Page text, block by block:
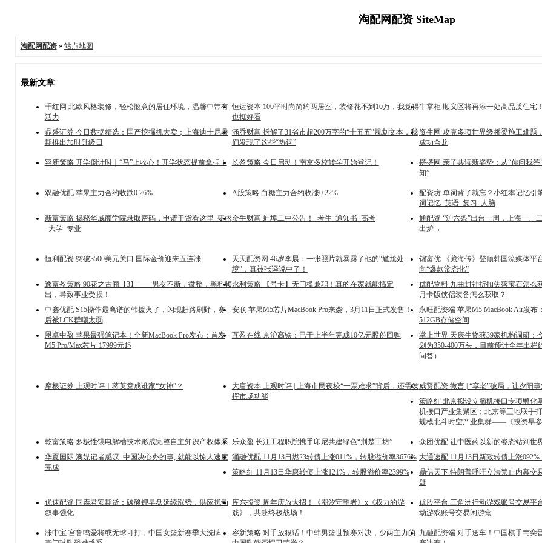
淘配网配资 SiteMap
淘配网配资» 站点地图
最新文章
千红网 北欧风格装修，轻松惬意的居住环境，温馨中带有
活力
恒运资本 100平时尚简约两居室，装修花不到10万，我觉得
也挺好看
牛掌柜 顺义区将再添一处高品质住宅
鼎盛证券 今日数据精选：国产挖掘机大卖；上海迪士尼暑
期推出加时升级日
涵乔财富 拆解了31省市超200万字的“十五五”规划文本，我
们发现了这些“热词”
资生网 攻克多项世界级桥梁施工难题
成功合龙
容新策略 开学倒计时｜“马”上收心！开学状态提前拿捏！
长盈策略 今日启动！南京多校转学开始登记！
搭搭网 亲子共读新姿势：从“你问我答
知”
双融优配 苹果主力合约收跌0.26%
A股策略 白糖主力合约收涨0.22%
配资坊 单词背了就忘？小红本记忆引
词记忆_英语_复习_人脑
新富策略 揭秘华威商学院录取密码，申请干货看这里_要求
_大学_专业
金牛财富 蚌埠二中公告！_考生_通知书_高考
通配资 “沪六条”出台一周，上海一、
出炉→
恒利配资 突破3500美元关口 国际金价迎来五连涨
天天配资网 46岁李晨：一张照片就暴露了他的“尴尬处
境”，真被张译说中了！
锦富优 《藏海传》登顶韩国流媒体平
向“爆款常态化”
逸富盈策略 90花之古俪【3】——男友不断，微整，黑料频
出，导致事业受损！
永利策略 【号卡】无门槛兼职！真的在家就能搞定
优配物料 九曲封神折扣失落宝石怎么
月卡版侠侣装备怎么获取？
中鑫优配 S15操作最离谱的韩援火了，闪现赶路刷野，赛
后被LCK群嘲太弱
安联 苹果M5芯片MacBook Pro来袭，3月11日正式发售！
永旺配资端 苹果M5 MacBook Air发布
512GB存储空间
恩卓中盈 苹果最强笔记本！全新MacBook Pro发布：首发
M5 Pro/Max芯片 17999元起
互盈在线 京沪高铁：已于上半年完成10亿元股份回购
掌上世界 天康生物获39家机构调研：
划为350-400万头，目前预计全年出栏
问答）
摩根证券 上观时评｜蒋英竟成谁家“女神”？
大唐资本 上观时评 | 上海市民夜校“一票难求”背后，还需发
挥市场功能
威贤配资 微言 | “享老”破局，让夕阳
策略红 北京拟设立脑机接口专项孵化
机接口产业集聚区；北京等三地联手
规模北斗时空产业集群——《投资早参
乾富策略 多极性镁电解槽技术形成完整自主知识产权体系 乐众盈 长江工程职院携手印尼共建绿色“荆楚工坊” 众团优配 让中医药以新的姿态站到世
华夏国际 澳媒记者感叹: 中国决心办的事, 就能以惊人速度
完成
涌融优配 11月13日燃23转债上涨011%，转股溢价率3676% 大通速配 11月13日新致转债上涨
策略红 11月13日华康转债上涨121%，转股溢价率2399%
鼎信天下 特朗普呼吁立法禁止内幕交
疑
优速配资 国泰君安期货：碳酸锂早盘延续涨势，供应扰动
叙事强化
库东投资 周年庆放大招！《潮汐守望者》x《权力的游
戏》，共赴终极战场！
优股平台 三角洲行动游戏账号交易平
动游戏账号交易闲游盒
涨中宝 宫鲁鸣爱将或无球可打，中国女篮新赛季大洗牌，
容新策略 对手放狠话！中韩男篮世预赛对决，少两主力的 九融配资端 对手送车！中国棋手韦奕